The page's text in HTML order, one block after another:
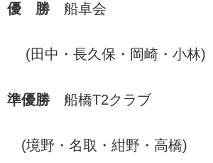
優 勝船卓会
(田中・長久保・岡崎・小林)
準優勝船橋T2クラブ
(境野・名取・紺野・高橋)